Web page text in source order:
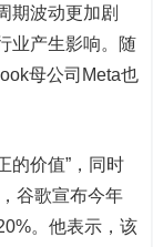
期波动更加剧
业产生影响。随
母公司Meta也
价值”，同时
谷歌宣布今年
。他表示，该